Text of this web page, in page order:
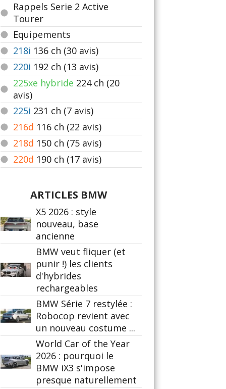
Rappels Serie 2 Active
Tourer
Equipements
218i 136 ch (30 avis)
220i 192 ch (13 avis)
225xe hybride 224 ch (20
avis)
225i 231 ch (7 avis)
216d 116 ch (22 avis)
218d 150 ch (75 avis)
220d 190 ch (17 avis)
ARTICLES BMW
X5 2026 : style
nouveau, base
ancienne
BMW veut fliquer (et
punir !) les clients
d'hybrides
rechargeables
BMW Série 7 restylée :
Robocop revient avec
un nouveau costume ...
World Car of the Year
2026 : pourquoi le
BMW iX3 s'impose
presque naturellement